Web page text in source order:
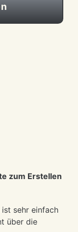
zum Erstellen
sehr einfach
über die